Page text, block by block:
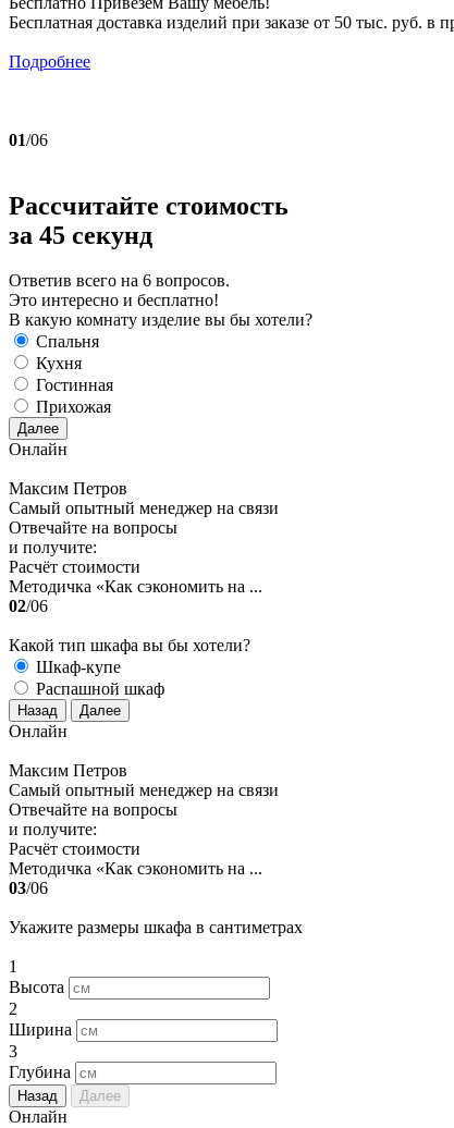
Бесплатная доставка изделий при заказе от 50 тыс. руб.
Подробнее
01/06
Рассчитайте стоимость
за 45 секунд
Ответив всего на 6 вопросов.
Это интересно и бесплатно!
В какую комнату изделие вы бы хотели?
Спальня
Кухня
Гостинная
Прихожая
Далее
Онлайн
Максим Петров
Самый опытный менеджер на связи
Отвечайте на вопросы
и получите:
Расчёт стоимости
Методичка «Как сэкономить на ...
02/06
Какой тип шкафа вы бы хотели?
Шкаф-купе
Распашной шкаф
Назад Далее
Онлайн
Максим Петров
Самый опытный менеджер на связи
Отвечайте на вопросы
и получите:
Расчёт стоимости
Методичка «Как сэкономить на ...
03/06
Укажите размеры шкафа в сантиметрах
1
Высота
2
Ширина
3
Глубина
Назад Далее
Онлайн